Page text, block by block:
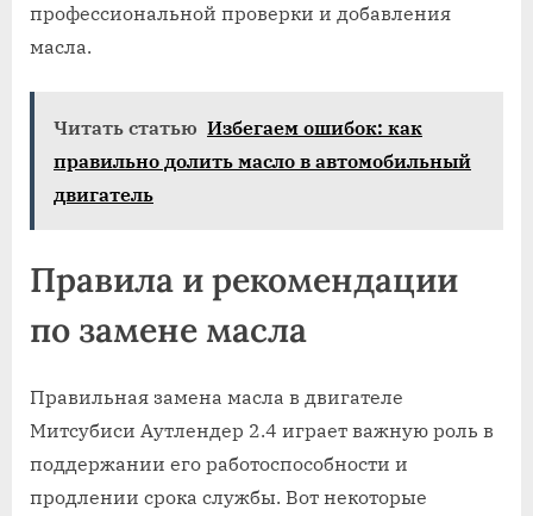
профессиональной проверки и добавления
масла.
Читать статью Избегаем ошибок: как
правильно долить масло в автомобильный
двигатель
Правила и рекомендации
по замене масла
Правильная замена масла в двигателе
Митсубиси Аутлендер 2.4 играет важную роль в
поддержании его работоспособности и
продлении срока службы. Вот некоторые